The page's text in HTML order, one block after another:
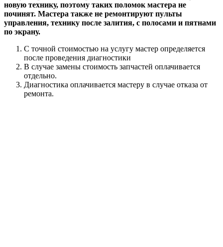
новую технику, поэтому таких поломок мастера не
починят. Мастера также не ремонтируют пульты
управления, технику после залития, с полосами и пятнами
по экрану.
С точной стоимостью на услугу мастер определяется
после проведения диагностики
В случае замены стоимость запчастей оплачивается
отдельно.
Диагностика оплачивается мастеру в случае отказа от
ремонта.